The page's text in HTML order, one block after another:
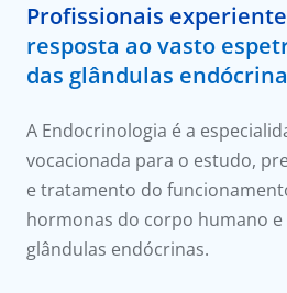
Acordos
Profissionais
resposta ao vasto
das glândulas
A Endocrinologia é a
vocacionada para o estudo,
e tratamento do
hormonas do corpo humano e
glândulas endócrinas.